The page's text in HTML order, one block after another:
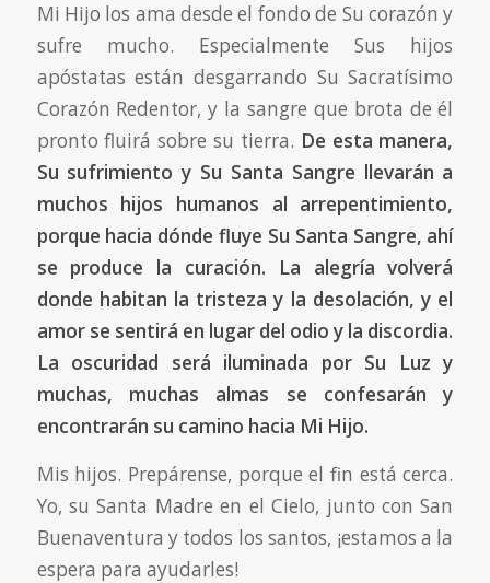
Mi Hijo los ama desde el fondo de Su corazón y
sufre mucho. Especialmente Sus hijos
apóstatas están desgarrando Su Sacratísimo
Corazón Redentor, y la sangre que brota de él
pronto fluirá sobre su tierra. De esta manera,
Su sufrimiento y Su Santa Sangre llevarán a
muchos hijos humanos al arrepentimiento,
porque hacia dónde fluye Su Santa Sangre, ahí
se produce la curación. La alegría volverá
donde habitan la tristeza y la desolación, y el
amor se sentirá en lugar del odio y la discordia.
La oscuridad será iluminada por Su Luz y
muchas, muchas almas se confesarán y
encontrarán su camino hacia Mi Hijo.
Mis hijos. Prepárense, porque el fin está cerca.
Yo, su Santa Madre en el Cielo, junto con San
Buenaventura y todos los santos, ¡estamos a la
espera para ayudarles!